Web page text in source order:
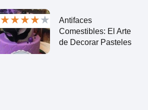
★★★★★
Antifaces
Comestibles: El Arte
de Decorar Pasteles